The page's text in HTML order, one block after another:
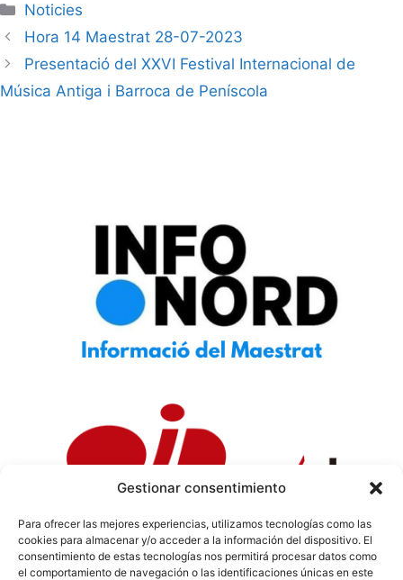
Gestionar consentimiento
Para ofrecer las mejores experiencias, utilizamos tecnologías como las
cookies para almacenar y/o acceder a la información del dispositivo. El
consentimiento de estas tecnologías nos permitirá procesar datos como
el comportamiento de navegación o las identificaciones únicas en este
Noticies
Hora 14 Maestrat 28-07-2023
Presentació del XXVI Festival Internacional de
Música Antiga i Barroca de Peníscola
Política de Privacidad| Política de Cookies|Aviso
Legal|Codi ètic|Tarifes de Publicitat